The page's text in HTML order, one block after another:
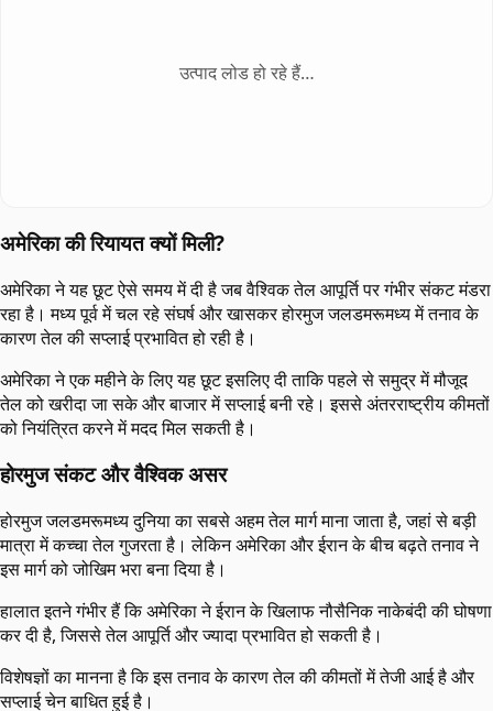
उत्पाद लोड हो रहे हैं…
अमेरिका की रियायत क्यों मिली?
अमेरिका ने यह छूट ऐसे समय में दी है जब वैश्विक तेल आपूर्ति पर गंभीर संकट मंडरा
रहा है। मध्य पूर्व में चल रहे संघर्ष और खासकर होरमुज जलडमरूमध्य में तनाव के
कारण तेल की सप्लाई प्रभावित हो रही है।
अमेरिका ने एक महीने के लिए यह छूट इसलिए दी ताकि पहले से समुद्र में मौजूद
तेल को खरीदा जा सके और बाजार में सप्लाई बनी रहे। इससे अंतरराष्ट्रीय कीमतों
को नियंत्रित करने में मदद मिल सकती है।
होरमुज संकट और वैश्विक असर
होरमुज जलडमरूमध्य दुनिया का सबसे अहम तेल मार्ग माना जाता है, जहां से बड़ी
मात्रा में कच्चा तेल गुजरता है। लेकिन अमेरिका और ईरान के बीच बढ़ते तनाव ने
इस मार्ग को जोखिम भरा बना दिया है।
हालात इतने गंभीर हैं कि अमेरिका ने ईरान के खिलाफ नौसैनिक नाकेबंदी की घोषणा
कर दी है, जिससे तेल आपूर्ति और ज्यादा प्रभावित हो सकती है।
विशेषज्ञों का मानना है कि इस तनाव के कारण तेल की कीमतों में तेजी आई है और
सप्लाई चेन बाधित हुई है।